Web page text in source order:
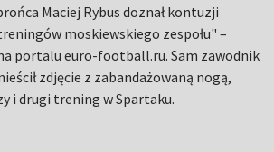
Maciej Rybus doznał kontuzji
moskiewskiego zespołu" –
portalu euro-football.ru. Sam zawodnik
zdjęcie z zabandażowaną nogą,
i drugi trening w Spartaku.